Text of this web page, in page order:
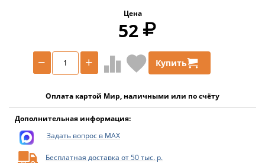
Цена
52
+
− Купить
Оплата картой Мир, наличными или по счёту
Дополнительная информация:
Задать вопрос в MAX
Бесплатная доставка от 50 тыс. р.